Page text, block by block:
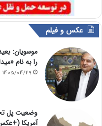
عکس و فیلم
موسویان:
را به نام
1405/04/29
وضعیت پل
آمریکا